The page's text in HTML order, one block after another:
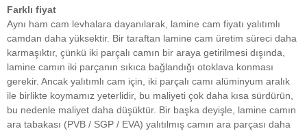
Farklı fiyat
Aynı ham cam levhalara dayanılarak, lamine cam fiyatı yalıtımlı
camdan daha yüksektir. Bir taraftan lamine cam üretim süreci daha
karmaşıktır, çünkü iki parçalı camın bir araya getirilmesi dışında,
lamine camın iki parçanın sıkıca bağlandığı otoklava konması
gerekir. Ancak yalıtımlı cam için, iki parçalı camı alüminyum aralık
ile birlikte koymamız yeterlidir, bu maliyeti çok daha kısa sürdürün,
bu nedenle maliyet daha düşüktür. Bir başka deyişle, lamine camın
ara tabakası (PVB / SGP / EVA) yalıtılmış camın ara parçası daha